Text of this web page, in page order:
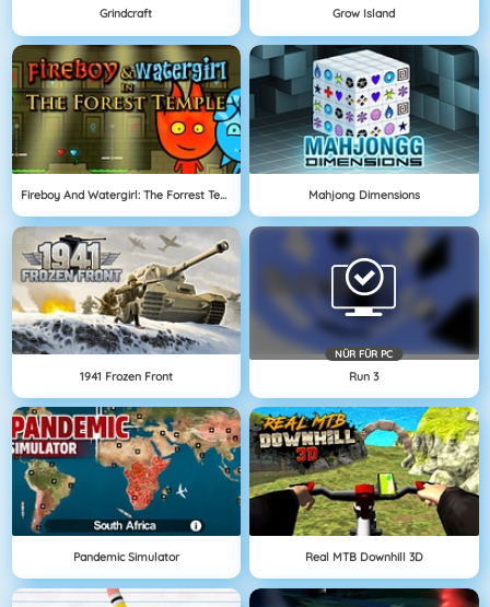
Grindcraft Grow Island
Fireboy And Watergirl: The Forrest Temple Mahjong Dimensions
1941 Frozen Front
NÜR FÜR PC
Run 3
Pandemic Simulator Real MTB Downhill 3D